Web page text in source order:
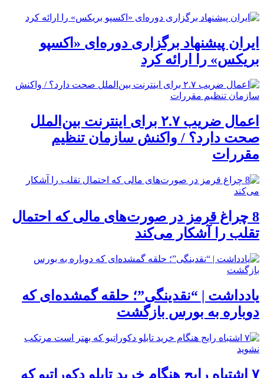
ایران پیشنهاد برگزاری دوره‌ای «اکسپو
بریکس» را ارائه کرد
اعمال ضریب ۲.۷ برای اینترنت بین‌الملل
صحت دارد؟ / واکنش سازمان تنظیم
مقررات
8 چراغ قرمز در صورت‌های مالی که احتمال
تقلب را آشکار می‌کند
یادداشت | “نقدینگی”؛ حلقه گمشده‌ای که
دوباره به بورس بازگشت
۷ اشتباه رایج هنگام خرید تابلو دکوراتیو که